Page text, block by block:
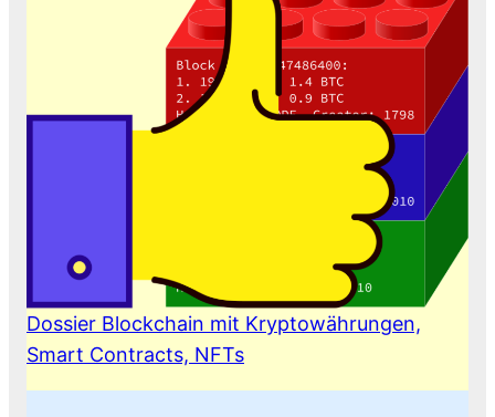
Dossier Blockchain mit Kryptowährungen,
Smart Contracts, NFTs